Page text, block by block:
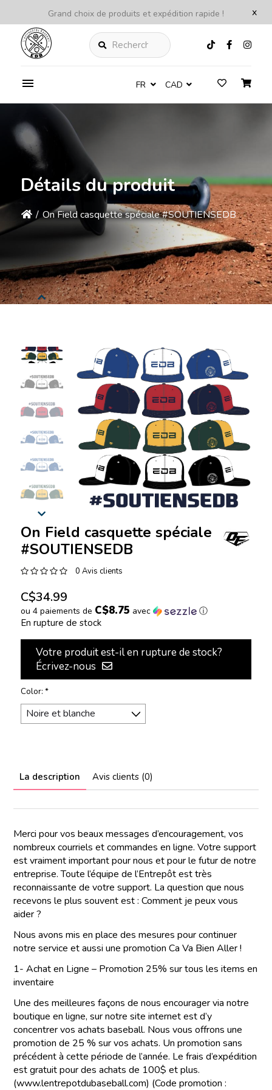
x
Grand choix de produits et expédition rapide !
Rechercher
FR CAD
Détails du produit
/ On Field casquette spéciale #SOUTIENSEDB
On Field casquette spéciale
#SOUTIENSEDB
0 Avis clients
C$34.99
ou 4 paiements de C$8.75 avec ⓘ
En rupture de stock
Votre produit est-il en rupture de stock?
Écrivez-nous
Color: *
La description Avis clients (0)
Merci pour vos beaux messages d’encouragement, vos
nombreux courriels et commandes en ligne. Votre support
est vraiment important pour nous et pour le futur de notre
entreprise. Toute l’équipe de l’Entrepôt est très
reconnaissante de votre support. La question que nous
recevons le plus souvent est : Comment je peux vous
aider ?
Nous avons mis en place des mesures pour continuer
notre service et aussi une promotion Ca Va Bien Aller !
1- Achat en Ligne – Promotion 25% sur tous les items en
inventaire
Une des meilleures façons de nous encourager via notre
boutique en ligne, sur notre site internet est d’y
concentrer vos achats baseball. Nous vous offrons une
promotion de 25 % sur vos achats. Un promotion sans
précédent à cette période de l’année. Le frais d’expédition
est gratuit pour des achats de 100$ et plus.
(www.lentrepotdubaseball.com) (Code promotion :